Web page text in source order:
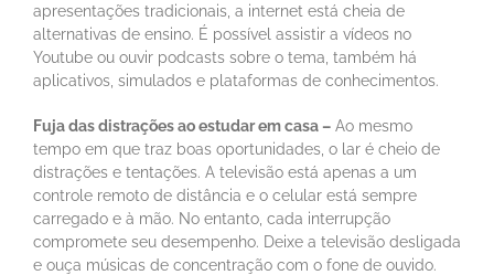
apresentações tradicionais, a internet está cheia de
alternativas de ensino. É possível assistir a vídeos no
Youtube ou ouvir podcasts sobre o tema, também há
aplicativos, simulados e plataformas de conhecimentos.
Fuja das distrações ao estudar em casa – Ao mesmo
tempo em que traz boas oportunidades, o lar é cheio de
distrações e tentações. A televisão está apenas a um
controle remoto de distância e o celular está sempre
carregado e à mão. No entanto, cada interrupção
compromete seu desempenho. Deixe a televisão desligada
e ouça músicas de concentração com o fone de ouvido.